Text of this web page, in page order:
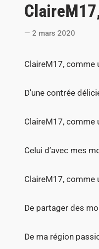
s
i
2 mars 2020
ClaireM17, comme
D’une contrée
ClaireM17, comme
Celui d’avec mes
ClaireM17, comme
De partager des
De ma région